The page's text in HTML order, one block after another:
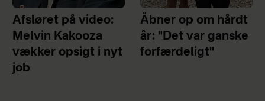
Afsløret på video:
Melvin Kakooza
vækker opsigt i nyt
job
Åbner op om hårdt
år: "Det var ganske
forfærdeligt"